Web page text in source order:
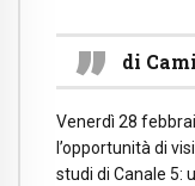
di
Venerdì 28
l’opportunità di
studi di Canale 5: